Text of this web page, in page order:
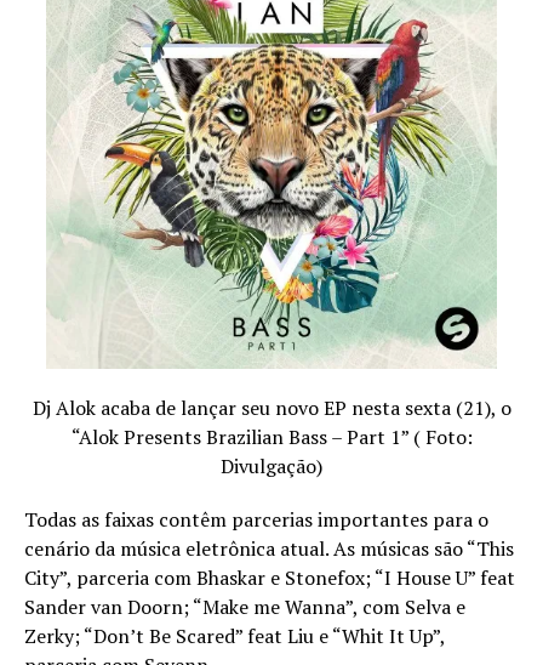
Dj Alok acaba de lançar seu novo EP nesta sexta (21), o
“Alok Presents Brazilian Bass – Part 1” ( Foto:
Divulgação)
Todas as faixas contêm parcerias importantes para o
cenário da música eletrônica atual. As músicas são “This
City”, parceria com Bhaskar e Stonefox; “I House U” feat
Sander van Doorn; “Make me Wanna”, com Selva e
Zerky; “Don’t Be Scared” feat Liu e “Whit It Up”,